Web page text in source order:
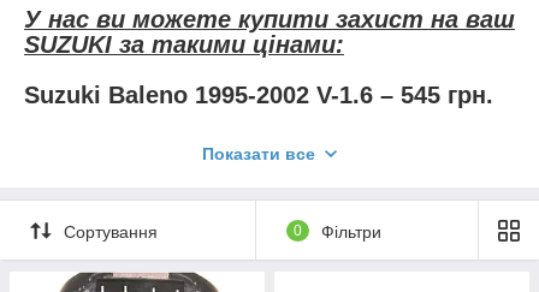
У нас ви можете купити захист на ваш
SUZUKI за такими цінами:
Suzuki Baleno 1995-2002 V-1.6 – 545 грн.
Suzuki Grand Vitara 1997-2005 V-всі – 700
Suzuki Grand Vitara 2005 - V-1,6; 2,0; 2,4 –
700 грн.
Показати все
Сортування 0 Фільтри